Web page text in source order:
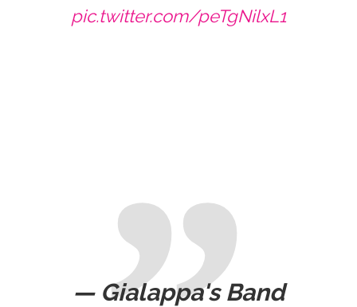
pic.twitter.com/peTgNilxL1
— Gialappa's Band